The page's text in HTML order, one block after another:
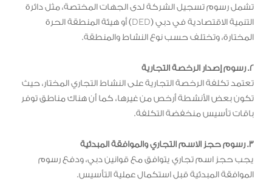
تشمل رسوم تسجيل الشركة لدى الجهات المختصة، مثل دائرة
التنمية الاقتصادية في دبي (DED) أو هيئة المنطقة الحرة
المختارة، وتختلف حسب نوع النشاط والمنطقة.
2. رسوم إصدار الرخصة التجارية
تعتمد تكلفة الرخصة التجارية على النشاط التجاري المختار، حيث
تكون بعض الأنشطة أرخص من غيرها، كما أن هناك مناطق توفر
باقات تأسيس منخفضة التكلفة.
3. رسوم حجز الاسم التجاري والموافقة المبدئية
يجب حجز اسم تجاري يتوافق مع قوانين دبي، ودفع رسوم
الموافقة المبدئية قبل استكمال عملية التأسيس.